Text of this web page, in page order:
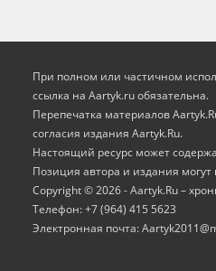
При полном или частичном
ссылка на Aartyk.ru oбязательна.
Перепечатка материалов
согласия издания Aartyk.Ru.
Настоящий ресурс может
Позиция автора и издания могут
Copyright © 2026 - Aartyk.Ru –
Телефон: +7 (964) 415 5623
Электронная почта: